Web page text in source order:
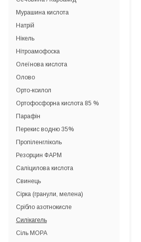
Мурашина кислота
Натрій
Нікель
Нітроамофоска
Олеїнова кислота
Олово
Орто-ксилол
Ортофосфорна кислота 85 %
Парафін
Перекис водню 35%
Пропіленгліколь
Резорцин ФАРМ
Саліцилова кислота
Свинець
Сірка (гранули, мелена)
Срібло азотнокисле
Силікагель
Сіль МОРА